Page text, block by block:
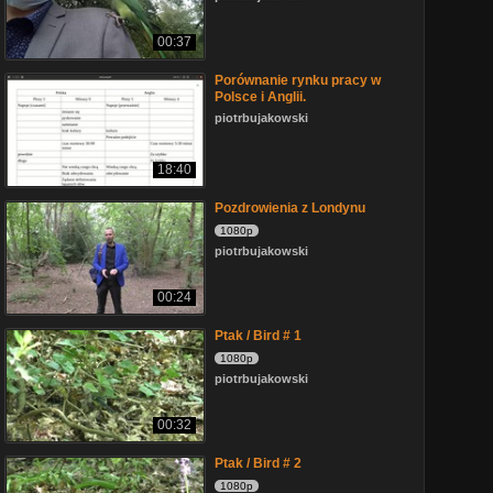
00:37
18:40
Porównanie rynku pracy w
Polsce i Anglii.
piotrbujakowski
00:24
Pozdrowienia z Londynu
1080p
piotrbujakowski
00:32
Ptak / Bird # 1
1080p
piotrbujakowski
Ptak / Bird # 2
1080p